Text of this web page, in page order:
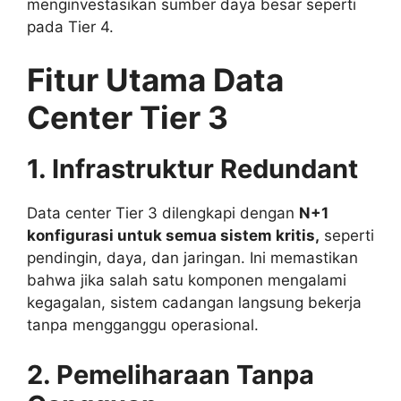
menginvestasikan sumber daya besar seperti
pada Tier 4.
Fitur Utama Data
Center Tier 3
1. Infrastruktur Redundant
Data center Tier 3 dilengkapi dengan N+1
konfigurasi untuk semua sistem kritis, seperti
pendingin, daya, dan jaringan. Ini memastikan
bahwa jika salah satu komponen mengalami
kegagalan, sistem cadangan langsung bekerja
tanpa mengganggu operasional.
2. Pemeliharaan Tanpa